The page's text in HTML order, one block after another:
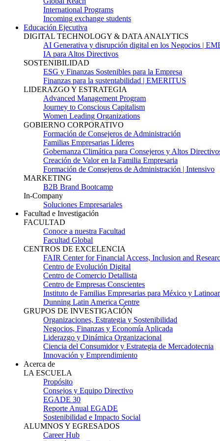
International Programs
Incoming exchange students
Educación Ejecutiva
DIGITAL TECHNOLOGY & DATA ANALYTICS
AI Generativa y disrupción digital en los Negocios |
IA para Altos Directivos
SOSTENIBILIDAD
ESG y Finanzas Sostenibles para la Empresa
Finanzas para la sustentabilidad | EMERITUS
LIDERAZGO Y ESTRATEGIA
Advanced Management Program
Journey to Conscious Capitalism
Women Leading Organizations
GOBIERNO CORPORATIVO
Formación de Consejeros de Administración
Familias Empresarias Líderes
Gobernanza Climática para Consejeros y Altos
Creación de Valor en la Familia Empresaria
Formación de Consejeros de Administración | Intensivo
MARKETING
B2B Brand Bootcamp
In-Company
Soluciones Empresariales
Facultad e Investigación
FACULTAD
Conoce a nuestra Facultad
Facultad Global
CENTROS DE EXCELENCIA
FAIR Center for Financial Access, Inclusion and
Centro de Evolución Digital
Centro de Comercio Detallista
Centro de Empresas Conscientes
Instituto de Familias Empresarias para México y
Dunning Latin America Centre
GRUPOS DE INVESTIGACIÓN
Organizaciones, Estrategia y Sostenibilidad
Negocios, Finanzas y Economía Aplicada
Liderazgo y Dinámica Organizacional
Ciencia del Consumidor y Estrategia de Mercadotecnia
Innovación y Emprendimiento
Acerca de
LA ESCUELA
Propósito
Consejos y Equipo Directivo
EGADE 30
Reporte Anual EGADE
Sostenibilidad e Impacto Social
ALUMNOS Y EGRESADOS
Career Hub